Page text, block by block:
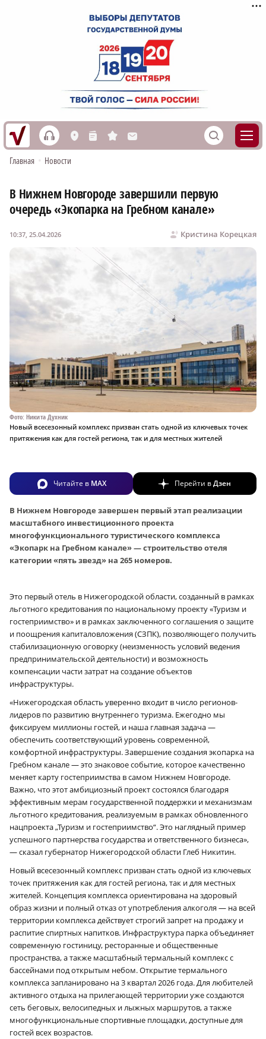
h L n s M S
Главная • Новости
В Нижнем Новгороде завершили первую
очередь «Экопарка на Гребном канале»
Кристина Корецкая
10:37, 25.04.2026
Фото: Никита Духник
Новый всесезонный комплекс призван стать одной из ключевых точек
притяжения как для гостей региона, так и для местных жителей
Читайте в MAX Перейти вДзен
В Нижнем Новгороде завершен первый этап реализации
масштабного инвестиционного проекта
многофункционального туристического комплекса
«Экопарк на Гребном канале» — строительство отеля
категории «пять звезд» на 265 номеров.
Это первый отель в Нижегородской области, созданный в рамках
льготного кредитования по национальному проекту «Туризм и
гостеприимство» и в рамках заключенного соглашения о защите
и поощрения капиталовложения (СЗПК), позволяющего получить
стабилизационную оговорку (неизменность условий ведения
предпринимательской деятельности) и возможность
компенсации части затрат на создание объектов
инфраструктуры.
«Нижегородская область уверенно входит в число регионов-
лидеров по развитию внутреннего туризма. Ежегодно мы
фиксируем миллионы гостей, и наша главная задача —
обеспечить соответствующий уровень современной,
комфортной инфраструктуры. Завершение создания экопарка на
Гребном канале — это знаковое событие, которое качественно
меняет карту гостеприимства в самом Нижнем Новгороде.
Важно, что этот амбициозный проект состоялся благодаря
эффективным мерам государственной поддержки и механизмам
льготного кредитования, реализуемым в рамках обновленного
нацпроекта „Туризм и гостеприимство“. Это наглядный пример
успешного партнерства государства и ответственного бизнеса»,
— сказал губернатор Нижегородской области Глеб Никитин.
Новый всесезонный комплекс призван стать одной из ключевых
точек притяжения как для гостей региона, так и для местных
жителей. Концепция комплекса ориентирована на здоровый
образ жизни и полный отказ от употребления алкоголя — на всей
территории комплекса действует строгий запрет на продажу и
распитие спиртных напитков. Инфраструктура парка объединяет
современную гостиницу, ресторанные и общественные
пространства, а также масштабный термальный комплекс с
бассейнами под открытым небом. Открытие термального
комплекса запланировано на 3 квартал 2026 года. Для любителей
активного отдыха на прилегающей территории уже создаются
сеть беговых, велосипедных и лыжных маршрутов, а также
многофункциональные спортивные площадки, доступные для
гостей всех возрастов.